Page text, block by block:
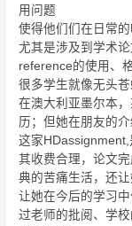
用问题
使得他们们在日常
尤其是涉及到学术
reference的使用、
很多学生就像无头
在澳大利亚墨尔本
历；但她在朋友的
这家HDassignment,
其收费合理，论文
典的苦痛生活，还
让她在今后的学习
过老师的批阅、学